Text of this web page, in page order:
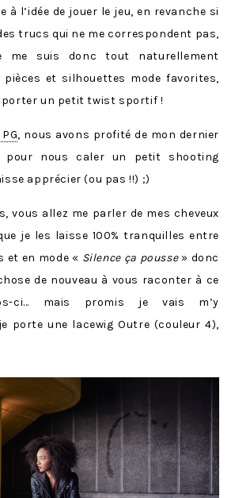
à l’idée de jouer le jeu, en revanche si
trucs qui ne me correspondent pas,
me suis donc tout naturellement
pièces et silhouettes mode favorites,
un petit twist sportif !
, nous avons profité de mon dernier
pour nous caler un petit shooting
apprécier (ou pas !!) ;)
vous allez me parler de mes cheveux
je les laisse 100% tranquilles entre
et en mode « Silence ça pousse» donc
de nouveau à vous raconter à ce
ci… mais promis je vais m’y
porte une lacewig Outre (couleur 4),